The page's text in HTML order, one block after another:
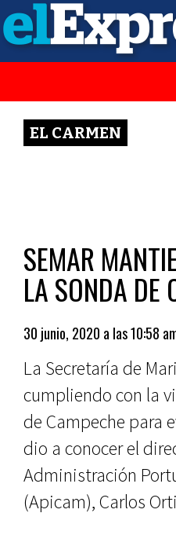
EL CARMEN
SEMAR
LA SONDA DE
30 junio, 2020 a las 10:58
La Secretaría de
cumpliendo con la
de Campeche para
dio a conocer el
Administración
(Apicam), Carlos